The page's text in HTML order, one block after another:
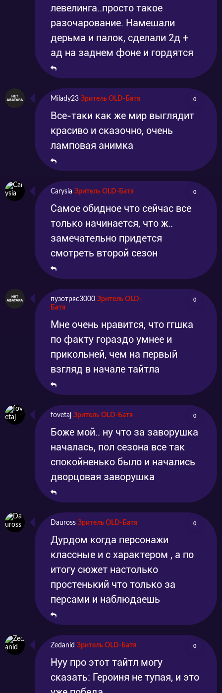
левелинга..просто такое
разочарование. Намешали
дерьма и палок, сделали 2д +
ад на заднем фоне и гордятся
Milady23 Зритель OLD-Батя 0
Все-таки как же мир выглядит
красиво и сказочно, очень
ламповая анимка
Carysia Зритель OLD-Батя 0
Самое обидное что сейчас все
только начинается, что ж..
замечательно придется
смотреть второй сезон
пузотряс3000 Зритель OLD-
Батя
0
Мне очень нравится, что ггшка
по факту гораздо умнее и
прикольней, чем на первый
взгляд в начале тайтла
fovetaj Зритель OLD-Батя 0
Боже мой.. ну что за заворушка
началась, пол сезона все так
спокойненько было и начались
дворцовая заворушка
Dauross Зритель OLD-Батя 0
Дурдом когда персонажи
классные и с характером , а по
итогу сюжет настолько
простенький что только за
персами и наблюдаешь
Zedanid Зритель OLD-Батя 0
Нуу про этот тайтл могу
сказать: Героиня не тупая, и это